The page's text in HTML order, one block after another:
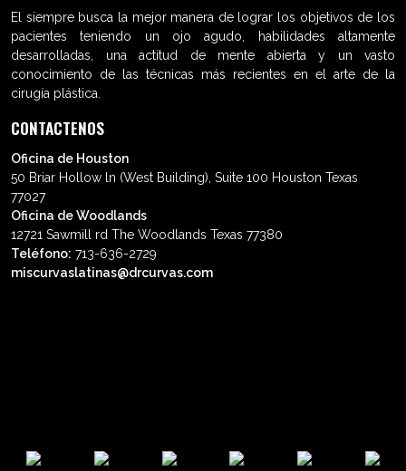
El siempre busca la mejor manera de lograr los objetivos de los
pacientes teniendo un ojo agudo, habilidades altamente
desarrolladas, una actitud de mente abierta y un vasto
conocimiento de las técnicas más recientes en el arte de la
cirugía plástica.
CONTACTENOS
Oficina de Houston
50 Briar Hollow ln (West Building), Suite 100 Houston Texas
77027
Oficina de Woodlands
12721 Sawmill rd The Woodlands Texas 77380
Teléfono: 713-636-2729
miscurvaslatinas@drcurvas.com
derechos reservados.